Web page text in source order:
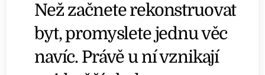
Než začnete rekonstruovat
byt, promyslete jednu věc
navíc. Právě u ní vznikají